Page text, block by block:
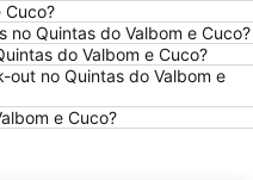
Cuco?
no Quintas do Valbom e Cuco?
do Valbom e Cuco?
out no Quintas do Valbom e
e Cuco?